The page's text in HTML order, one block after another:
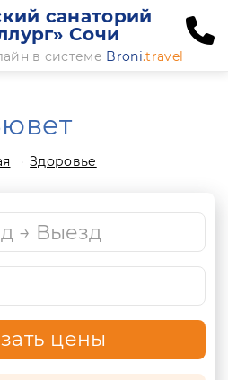
санаторий
Сочи
в системе Broni.travel
Здоровье
цены